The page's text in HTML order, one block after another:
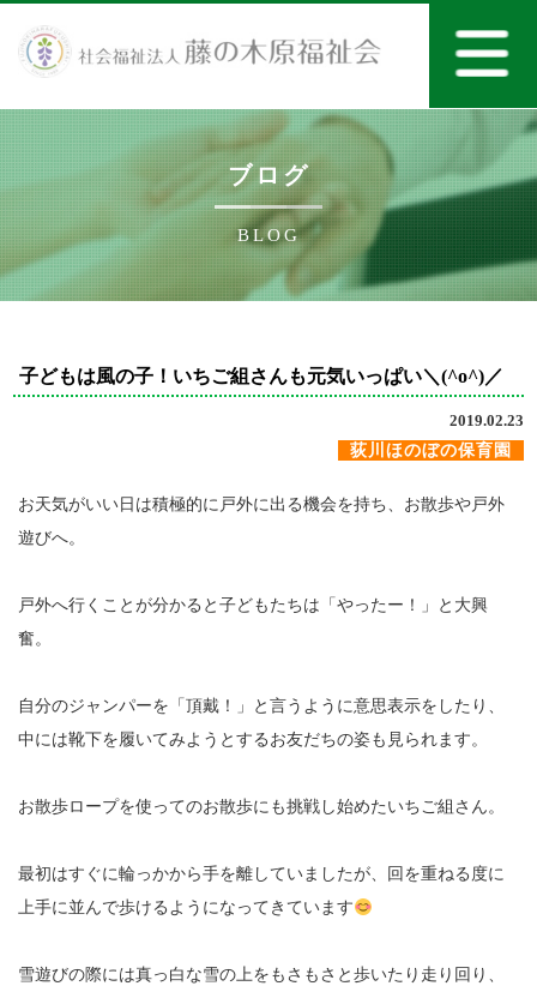
ブログ
BLOG
子どもは風の子！いちご組さんも元気いっぱい＼(^o^)／
2019.02.23
荻川ほのぼの保育園
お天気がいい日は積極的に戸外に出る機会を持ち、お散歩や戸外
遊びへ。
戸外へ行くことが分かると子どもたちは「やったー！」と大興
奮。
自分のジャンパーを「頂戴！」と言うように意思表示をしたり、
中には靴下を履いてみようとするお友だちの姿も見られます。
お散歩ロープを使ってのお散歩にも挑戦し始めたいちご組さん。
最初はすぐに輪っかから手を離していましたが、回を重ねる度に
上手に並んで歩けるようになってきています
雪遊びの際には真っ白な雪の上をもさもさと歩いたり走り回り、